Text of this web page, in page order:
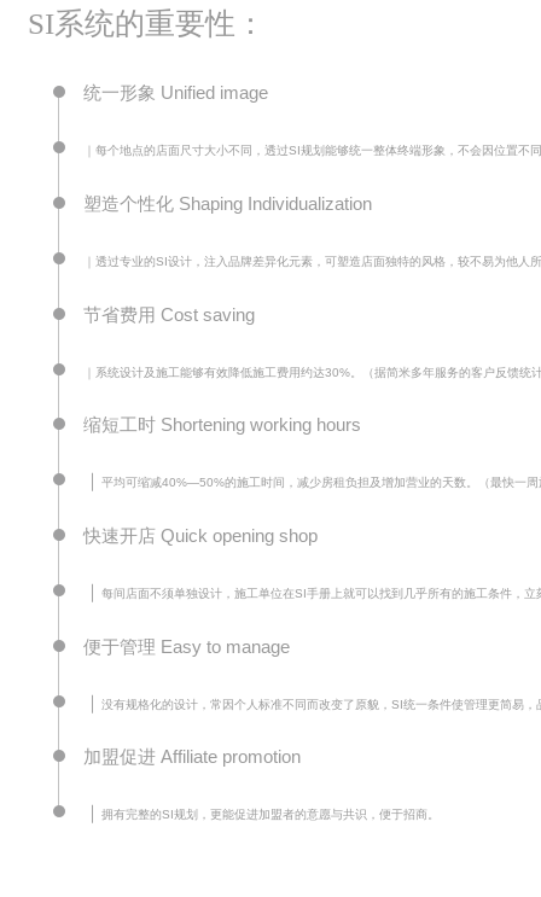
SI系统的重要性：
统一形象 Unified image
｜每个地点的店面尺寸大小不同，透过SI规划能够统一整体终端形象，不会因位置不
塑造个性化 Shaping Individualization
｜透过专业的SI设计，注入品牌差异化元素，可塑造店面独特的风格，较不易为他人
节省费用 Cost saving
｜系统设计及施工能够有效降低施工费用约达30%。（据简米多年服务的客户反馈统
缩短工时 Shortening working hours
｜平均可缩减40%—50%的施工时间，减少房租负担及增加营业的天数。（最快一周
快速开店 Quick opening shop
｜每间店面不须单独设计，施工单位在SI手册上就可以找到几乎所有的施工条件，立
便于管理 Easy to manage
｜没有规格化的设计，常因个人标准不同而改变了原貌，SI统一条件使管理更简易，
加盟促进 Affiliate promotion
｜拥有完整的SI规划，更能促进加盟者的意愿与共识，便于招商。